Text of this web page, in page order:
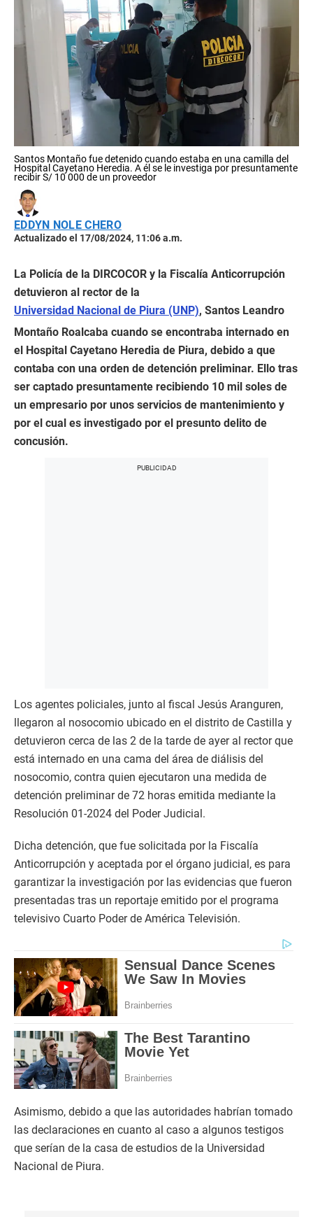
Santos Montaño fue detenido cuando estaba en una camilla del
Hospital Cayetano Heredia. A él se le investiga por presuntamente
recibir S/ 10 000 de un proveedor
EDDYN NOLE CHERO
Actualizado el 17/08/2024, 11:06 a.m.
La Policía de la DIRCOCOR y la Fiscalía Anticorrupción
detuvieron al rector de la
Universidad Nacional de Piura (UNP), Santos Leandro
Montaño Roalcaba cuando se encontraba internado en
el Hospital Cayetano Heredia de Piura, debido a que
contaba con una orden de detención preliminar. Ello tras
ser captado presuntamente recibiendo 10 mil soles de
un empresario por unos servicios de mantenimiento y
por el cual es investigado por el presunto delito de
concusión.
Los agentes policiales, junto al fiscal Jesús Aranguren,
llegaron al nosocomio ubicado en el distrito de Castilla y
detuvieron cerca de las 2 de la tarde de ayer al rector que
está internado en una cama del área de diálisis del
nosocomio, contra quien ejecutaron una medida de
detención preliminar de 72 horas emitida mediante la
Resolución 01-2024 del Poder Judicial.
Dicha detención, que fue solicitada por la Fiscalía
Anticorrupción y aceptada por el órgano judicial, es para
garantizar la investigación por las evidencias que fueron
presentadas tras un reportaje emitido por el programa
televisivo Cuarto Poder de América Televisión.
Asimismo, debido a que las autoridades habrían tomado
las declaraciones en cuanto al caso a algunos testigos
que serían de la casa de estudios de la Universidad
Nacional de Piura.